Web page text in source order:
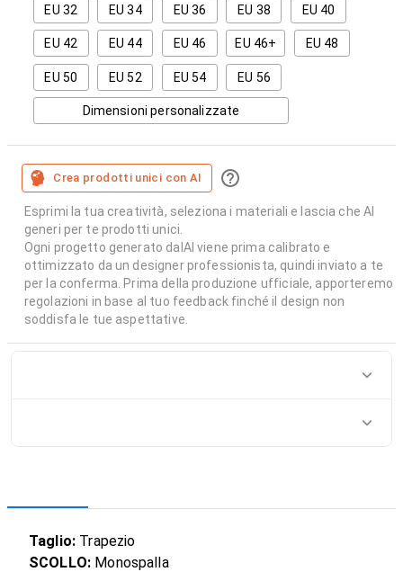
EU 32 EU 34 EU 36 EU 38 EU 40
EU 42 EU 44 EU 46 EU 46+ EU 48
EU 50 EU 52 EU 54 EU 56
Dimensioni personalizzate
Crea prodotti unici con AI
Esprimi la tua creatività, seleziona i materiali e lascia che AI
generi per te prodotti unici.
Ogni progetto generato dalAI viene prima calibrato e
ottimizzato da un designer professionista, quindi inviato a te
per la conferma. Prima della produzione ufficiale, apporteremo
regolazioni in base al tuo feedback finché il design non
soddisfa le tue aspettative.
Taglio: Trapezio
SCOLLO: Monospalla